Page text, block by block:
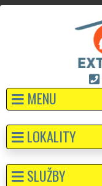
MENU
LOKALITY
SLUŽBY